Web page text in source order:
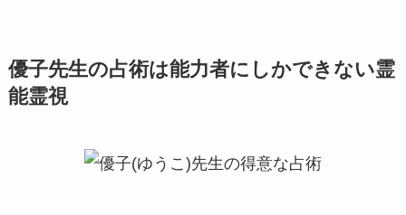
優子先生の占術は能力者にしかできない霊
能霊視